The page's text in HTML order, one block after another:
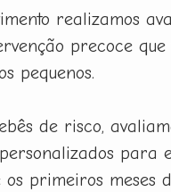
realizamos
precoce
pequenos.
de risco,
para
primeiros meses